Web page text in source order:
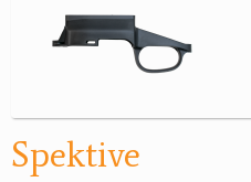
Bücher, Videos
Geschenke
Spektive